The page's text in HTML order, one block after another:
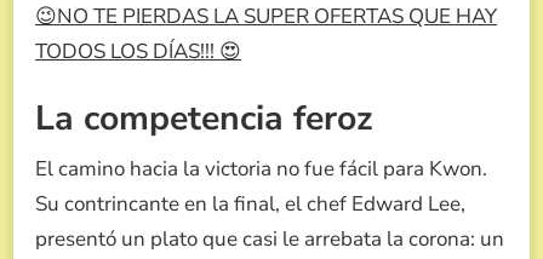
😉NO TE PIERDAS LA SUPER OFERTAS QUE HAY
TODOS LOS DÍAS!!! 😍
La competencia feroz
El camino hacia la victoria no fue fácil para Kwon.
Su contrincante en la final, el chef Edward Lee,
presentó un plato que casi le arrebata la corona: un